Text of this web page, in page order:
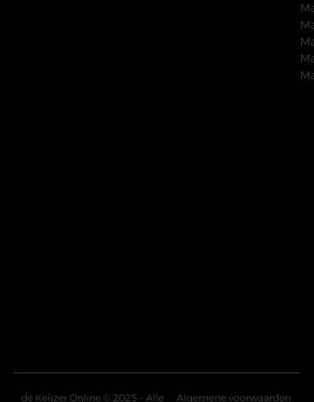
de Keijzer Online © 2025 – Alle Algemene voorwaarden